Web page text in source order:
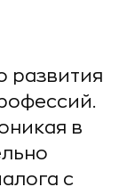
развития
в
с